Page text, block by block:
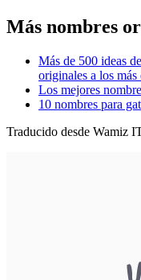
Más nombres
Más de 500 ideas
originales a los
Los mejores
10 nombres para
Traducido desde Wamiz